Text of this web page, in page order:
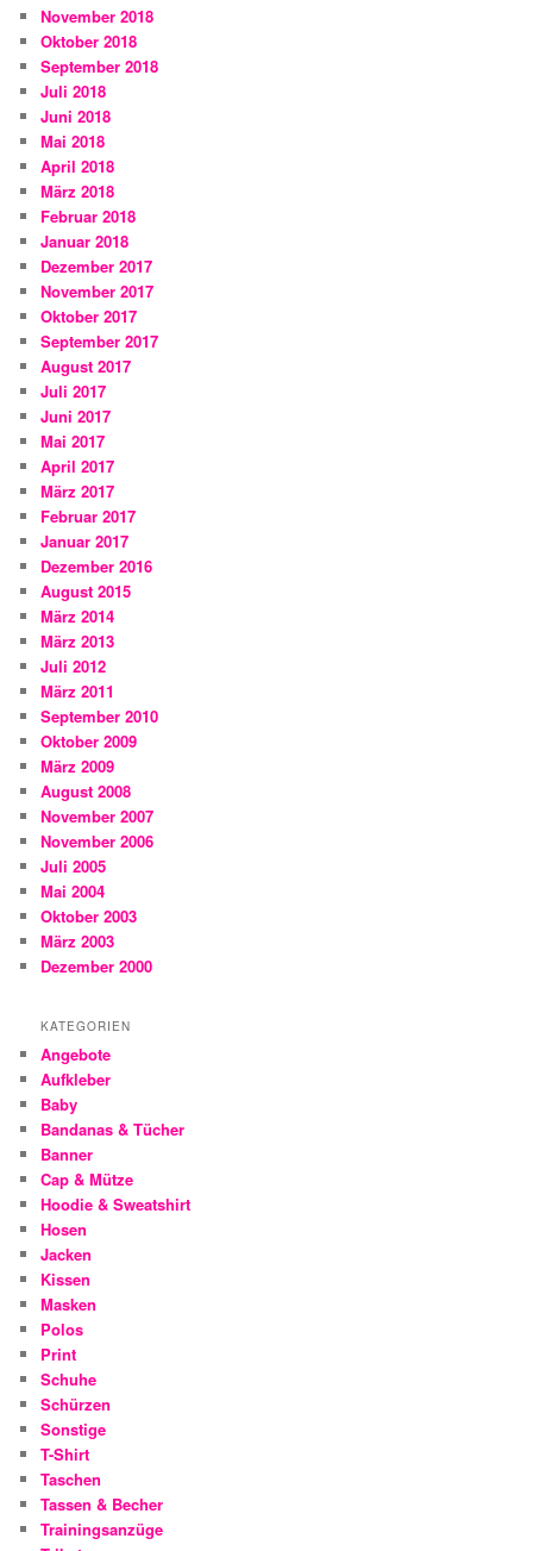
November 2018
Oktober 2018
September 2018
Juli 2018
Juni 2018
Mai 2018
April 2018
März 2018
Februar 2018
Januar 2018
Dezember 2017
November 2017
Oktober 2017
September 2017
August 2017
Juli 2017
Juni 2017
Mai 2017
April 2017
März 2017
Februar 2017
Januar 2017
Dezember 2016
August 2015
März 2014
März 2013
Juli 2012
März 2011
September 2010
Oktober 2009
März 2009
August 2008
November 2007
November 2006
Juli 2005
Mai 2004
Oktober 2003
März 2003
Dezember 2000
KATEGORIEN
Angebote
Aufkleber
Baby
Bandanas & Tücher
Banner
Cap & Mütze
Hoodie & Sweatshirt
Hosen
Jacken
Kissen
Masken
Polos
Print
Schuhe
Schürzen
Sonstige
T-Shirt
Taschen
Tassen & Becher
Trainingsanzüge